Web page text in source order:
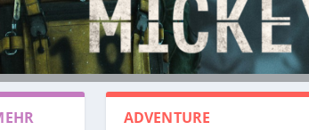
ADVENTURE